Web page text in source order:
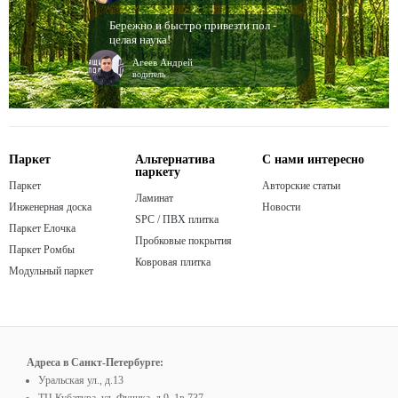
Бережно и быстро привезти пол -
целая наука!
Агеев Андрей
водитель
Паркет
Паркет
Инженерная доска
Паркет Елочка
Паркет Ромбы
Модульный паркет
Альтернатива
паркету
Ламинат
SPC / ПВХ плитка
Пробковые покрытия
Ковровая плитка
С нами интересно
Авторские статьи
Новости
Адреса в Санкт-Петербурге:
Уральская ул., д.13